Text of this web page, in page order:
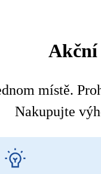
Akční
místě.
Nakupujte